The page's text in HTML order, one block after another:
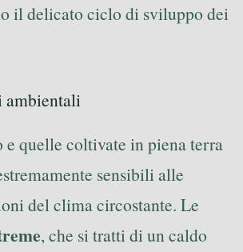
il delicato ciclo di sviluppo dei
ambientali
e quelle coltivate in piena terra
sensibili alle
del clima circostante. Le
, che si tratti di un caldo